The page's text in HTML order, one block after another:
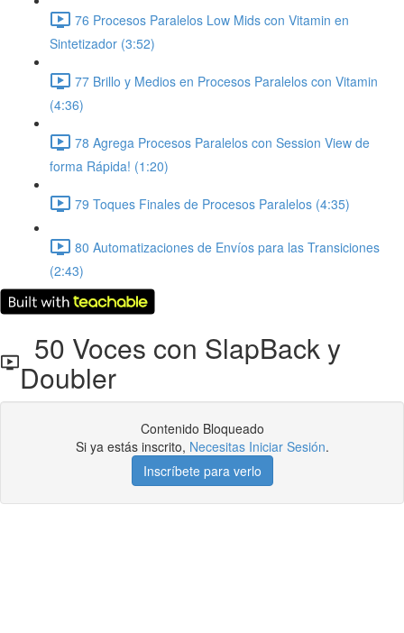
76 Procesos Paralelos Low Mids con Vitamin en
Sintetizador (3:52)
77 Brillo y Medios en Procesos Paralelos con Vitamin
(4:36)
78 Agrega Procesos Paralelos con Session View de
forma Rápida! (1:20)
79 Toques Finales de Procesos Paralelos (4:35)
80 Automatizaciones de Envíos para las Transiciones
(2:43)
50 Voces con SlapBack y
Doubler
Contenido Bloqueado
Si ya estás inscrito, Necesitas Iniciar Sesión.
Inscríbete para verlo